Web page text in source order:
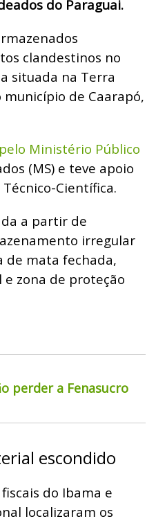
do Paraguai.
clandestinos no
situada na Terra
de Caarapó,
Ministério Público
(MS) e teve apoio
Científica.
a partir de
irregular
de mata fechada,
zona de proteção
perder a Fenasucro
escondido
do Ibama e
localizaram os